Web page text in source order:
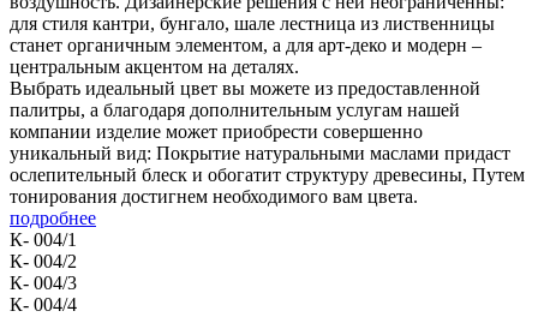
для стиля кантри, бунгало, шале лестница из лиственницы
станет органичным элементом, а для арт-деко и модерн –
центральным акцентом на деталях.
Выбрать идеальный цвет вы можете из предоставленной
палитры, а благодаря дополнительным услугам нашей
компании изделие может приобрести совершенно
уникальный вид: Покрытие натуральными маслами придаст
ослепительный блеск и обогатит структуру древесины, Путем
тонирования достигнем необходимого вам цвета.
подробнее
К- 004/1
К- 004/2
К- 004/3
К- 004/4